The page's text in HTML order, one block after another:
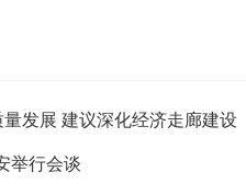
发展 建议深化经济走廊建设
举行会谈